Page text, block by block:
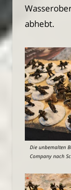
abhebt.
Die unbemalten
Company nach